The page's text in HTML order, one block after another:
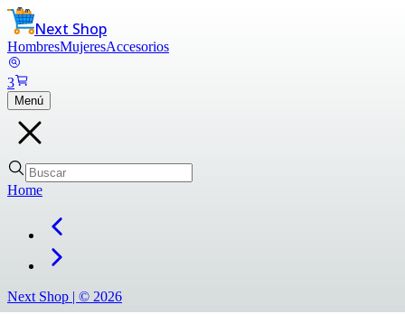
Next Shop
HombresMujeresAccesorios
3
Menú
Home
Next Shop | © 2026